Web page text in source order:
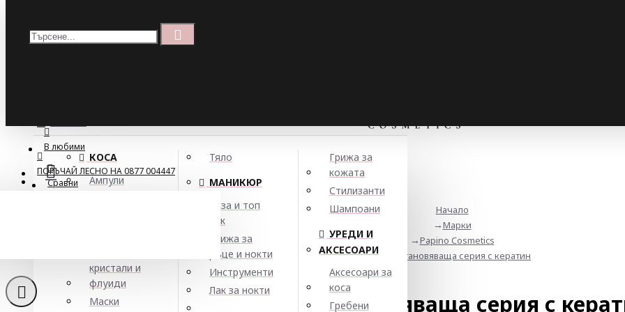
Кошница
В любими
Сравни
КОСА
Ампули
кристали и
флуиди
Маски
Тяло
МАНИКЮР
База и топ
лак
Грижа за
ръце и нокти
Инструменти
Лак за нокти
Грижа за
кожата
Стилизанти
Шампоани
УРЕДИ И
АКСЕСОАРИ
Аксесоари за
коса
Гребени
ПОРЪЧАЙ ЛЕСНО НА 0877 004447
Начало
Марки
Papino Cosmetics
Възстановяваща серия с кератин
Възстановяваща серия с